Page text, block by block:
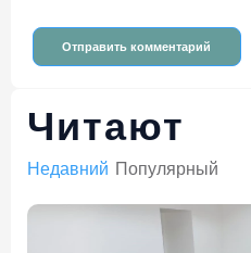
Читают
Недавний Популярный